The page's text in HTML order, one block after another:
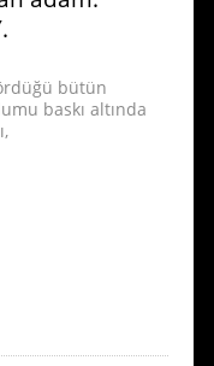
bütün
baskı altında